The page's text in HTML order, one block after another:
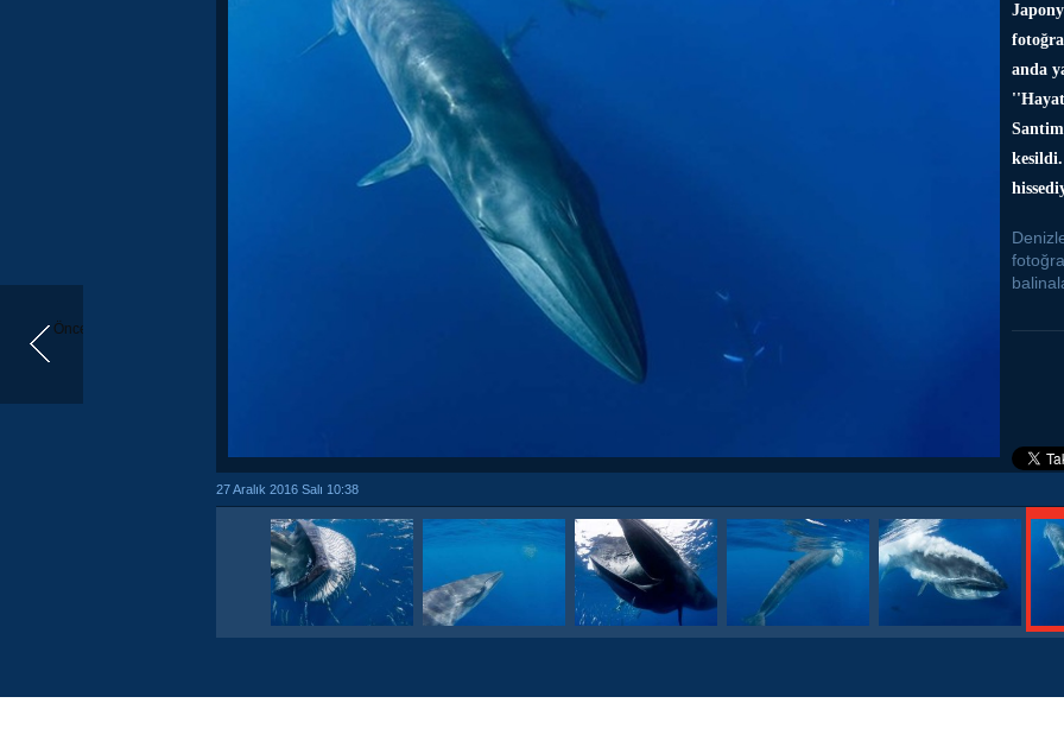
Önceki
anda
27 Aralık 2016 Salı 10:38